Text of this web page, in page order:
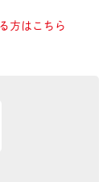
方はこちら